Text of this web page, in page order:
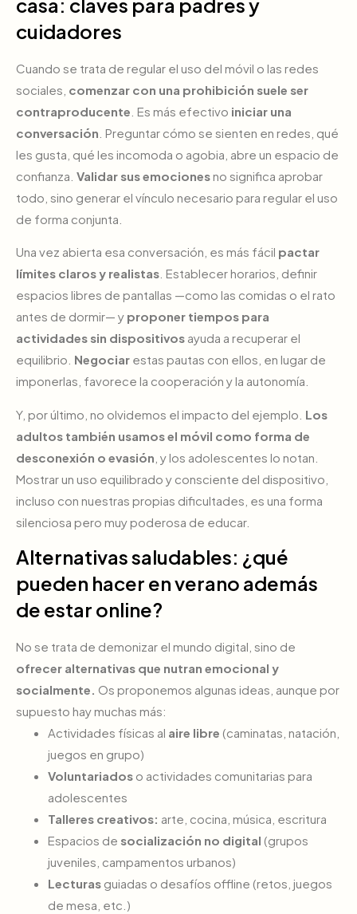
casa: claves para padres y
cuidadores
Cuando se trata de regular el uso del móvil o las redes
sociales, comenzar con una prohibición suele ser
contraproducente . Es más efectivo iniciar una
conversación . Preguntar cómo se sienten en redes, qué
les gusta, qué les incomoda o agobia, abre un espacio de
confianza. Validar sus emocionesno significa aprobar
todo, sino generar el vínculo necesario para regular el uso
de forma conjunta.
Una vez abierta esa conversación, es más fácil pactar
límites claros y realistas . Establecer horarios, definir
espacios libres de pantallas —como las comidas o el rato
antes de dormir— y proponer tiempos para
actividades sin dispositivos ayuda a recuperar el
equilibrio. Negociar estas pautas con ellos, en lugar de
imponerlas, favorece la cooperación y la autonomía.
Y, por último, no olvidemos el impacto del ejemplo. Los
adultos también usamos el móvil como forma de
desconexión o evasión , y los adolescentes lo notan.
Mostrar un uso equilibrado y consciente del dispositivo,
incluso con nuestras propias dificultades, es una forma
silenciosa pero muy poderosa de educar.
Alternativas saludables: ¿qué
pueden hacer en verano además
de estar online?
No se trata de demonizar el mundo digital, sino de
ofrecer alternativas que nutran emocional y
socialmente. Os proponemos algunas ideas, aunque por
supuesto hay muchas más:
Actividades físicas al aire libre (caminatas, natación,
juegos en grupo)
Voluntariados o actividades comunitarias para
adolescentes
Talleres creativos: arte, cocina, música, escritura
Espacios de socialización no digital (grupos
juveniles, campamentos urbanos)
Lecturas guiadas o desafíos offline (retos, juegos
de mesa, etc.)